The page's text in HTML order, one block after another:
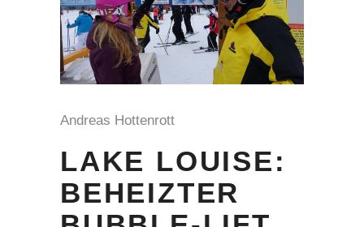
Andreas Hottenrott
LAKE LOUISE:
BEHEIZTER